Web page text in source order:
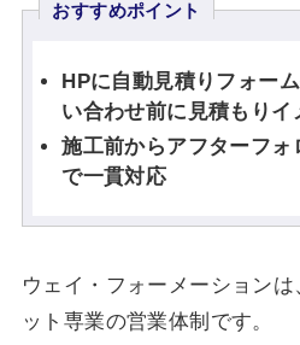
おすすめポイント
HPに自動見積りフォー
い合わせ前に見積もりイ
施工前からアフターフォ
で一貫対応
ウェイ・フォーメーション
ット専業の営業体制です。